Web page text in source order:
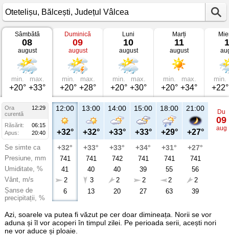
Vremea
Otetelișu
Bălcești,
Județul
Vâlcea
Sâmbătă
08
august
min.
+20°
max.
+33°
Duminică
09
august
min.
+20°
max.
+28°
Luni
10
august
min.
+20°
max.
+30°
Marți
11
august
min.
+20°
max.
+34°
min.
+22°
Ora
12:29
curentă
Răsărit:
06:15
Apus:
20:40
Se simte ca
Presiune, mm
Umiditate, %
Vânt, m/s
Șanse de
precipitații, %
12:00
+32°
+32°
741
41
2
6
13:00
+32°
+33°
741
40
3
13
14:00
+33°
+33°
742
40
2
20
15:00
+33°
+34°
741
39
2
27
18:00
+29°
+31°
741
55
2
63
21:00
+27°
+27°
741
56
2
39
Du
09
aug
Azi, soarele va putea fi văzut pe cer doar dimineața. Norii se vor
aduna și îl vor acoperi în timpul zilei. Pe perioada serii, acești nori
ne vor aduce și ploaie.